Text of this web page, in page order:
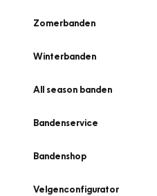
Zomerbanden
Winterbanden
All season banden
Bandenservice
Bandenshop
Velgenconfigurator